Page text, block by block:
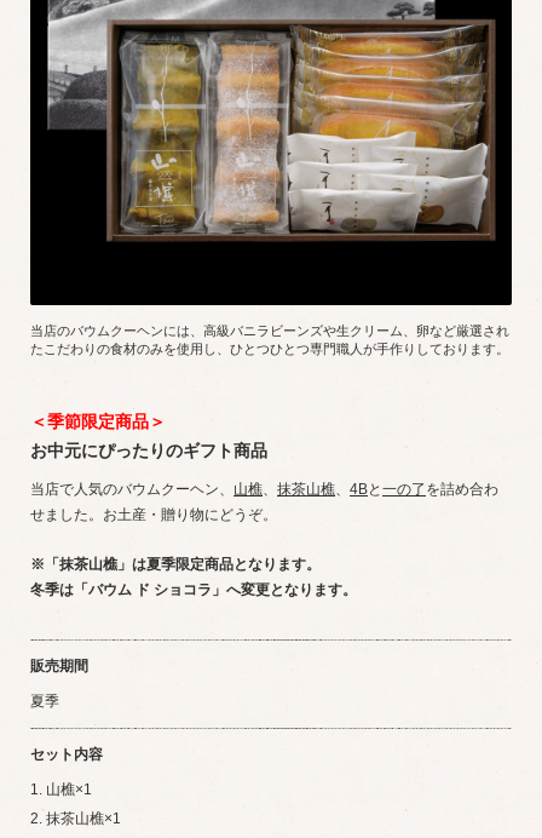
当店のバウムクーヘンには、高級バニラビーンズや生クリーム、卵など厳選され
たこだわりの食材のみを使用し、ひとつひとつ専門職人が手作りしております。
＜季節限定商品＞
お中元にぴったりのギフト商品
当店で人気のバウムクーヘン、 山樵、 抹茶山樵、 4Bと 一の了 を詰め合わ
せました。お土産・贈り物にどうぞ。
※「抹茶山樵」は夏季限定商品となります。
冬季は「バウム ド ショコラ」へ変更となります。
販売期間
夏季
セット内容
1. 山樵×1
2. 抹茶山樵×1